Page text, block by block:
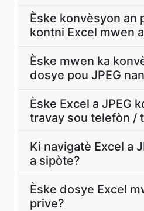
Èske konvèsyon an
kontni Excel mwen
Èske mwen ka
dosye pou JPEG
Èske Excel a JPEG
travay sou telefòn /
Ki navigatè Excel a
a sipòte?
Èske dosye Excel
prive?